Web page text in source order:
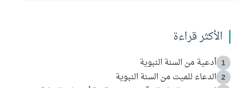
الأكثر قراءة
1 أدعية من السنة النبوية
2 الدعاء للميت من السنة النبوية